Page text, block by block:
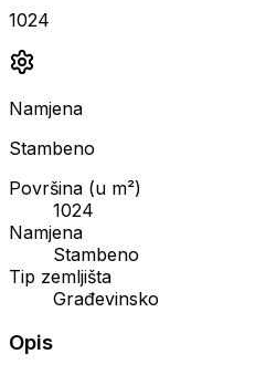
1024
Namjena
Stambeno
Površina (u m²)
1024
Namjena
Stambeno
Tip zemljišta
Građevinsko
Opis